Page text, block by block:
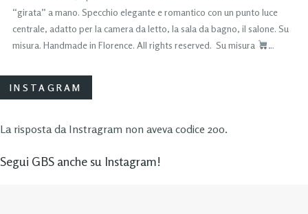
“girata” a mano. Specchio elegante e romantico con un punto luce
centrale, adatto per la camera da letto, la sala da bagno, il salone. Su
misura. Handmade in Florence. All rights reserved. Su misura
…
INSTAGRAM
La risposta da Instragram non aveva codice 200.
Segui GBS anche su Instagram!